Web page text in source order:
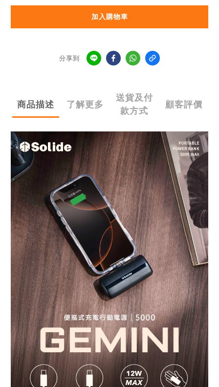
加入購物車
分享到
商品描述 了解更多
送貨及付
款方式
顧客評價